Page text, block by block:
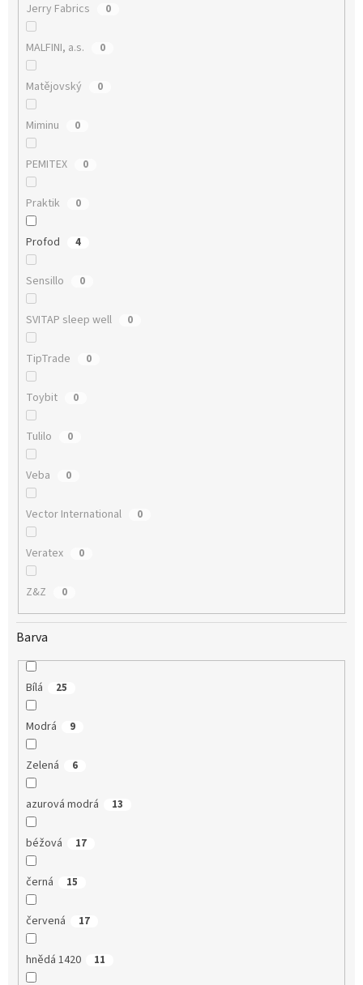
Jerry Fabrics 0
MALFINI, a.s. 0
Matějovský 0
Miminu 0
PEMITEX 0
Praktik 0
Profod 4
Sensillo 0
SVITAP sleep well 0
TipTrade 0
Toybit 0
Tulilo 0
Veba 0
Vector International 0
Veratex 0
Z&Z 0
Barva
Bílá 25
Modrá 9
Zelená 6
azurová modrá 13
béžová 17
černá 15
červená 17
hnědá 1420 11